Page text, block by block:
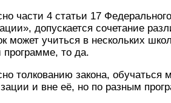
части 4 статьи 17
допускается сочетание
может учиться в нескольких
программе, то да.
толкованию закона, обучаться
и вне её, но по разным